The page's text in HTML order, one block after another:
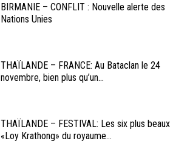
BIRMANIE – CONFLIT : Nouvelle alerte des
Nations Unies
THAÏLANDE – FRANCE: Au Bataclan le 24
novembre, bien plus qu’un...
THAÏLANDE – FESTIVAL: Les six plus beaux
«Loy Krathong» du royaume...